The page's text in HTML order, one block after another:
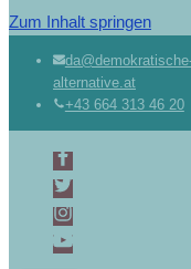
Zum Inhalt springen
alternative.at
+43 664 313 46 20